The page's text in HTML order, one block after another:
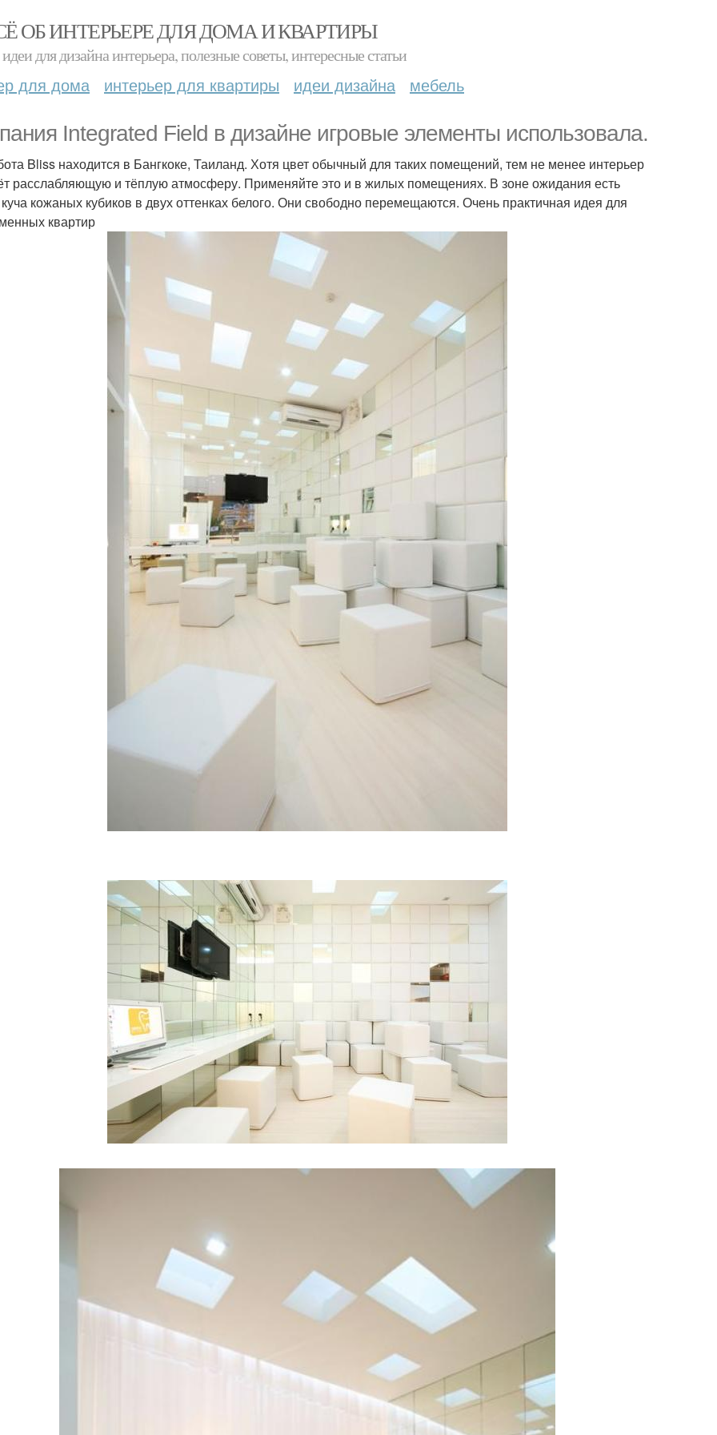
ОБ ИНТЕРЬЕРЕ ДЛЯ ДОМА И КВАРТИРЫ
для дизайна интерьера, полезные советы, интересные статьи
для дома интерьер для квартиры идеи дизайна мебель
Integrated Field в дизайне игровые элементы использовала.
Bliss находится в Бангкоке, Таиланд. Хотя цвет обычный для таких помещений, тем не менее интерьер
расслабляющую и тёплую атмосферу. Применяйте это и в жилых помещениях. В зоне ожидания есть
кожаных кубиков в двух оттенках белого. Они свободно перемещаются. Очень практичная идея для
квартир